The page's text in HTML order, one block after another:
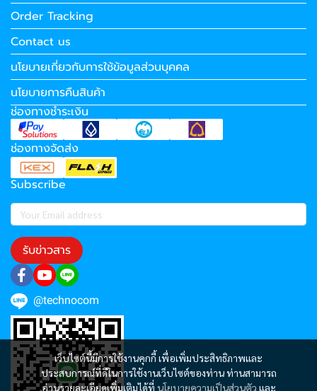
เว็บไซต์นี้มีการใช้งานคุกกี้ เพื่อเพิ่มประสิทธิภาพและ
ประสบการณ์ที่ดีในการใช้งานเว็บไซต์ของท่าน ท่านสามารถ
อ่านรายละเอียดเพิ่มเติมได้ที่ นโยบายความเป็นส่วนตัว และ
Order Tracking
Contact us
นโยบายเกี่ยวกับการใช้ข้อมูลส่วนบุคคล
นโยบายการคืนสินค้า
ช่องทางชำระเงิน
ช่องทางจัดส่ง
Subscribe
รับข่าวสาร
@technocom